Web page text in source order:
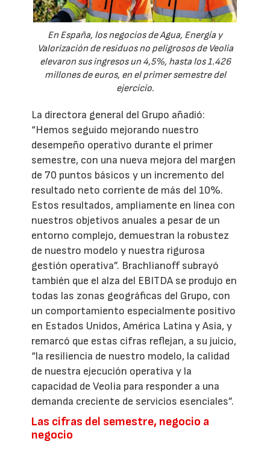
En España, los negocios de Agua, Energía y
Valorización de residuos no peligrosos de Veolia
elevaron sus ingresos un 4,5%, hasta los 1.426
millones de euros, en el primer semestre del
ejercicio.
La directora general del Grupo añadió:
“Hemos seguido mejorando nuestro
desempeño operativo durante el primer
semestre, con una nueva mejora del margen
de 70 puntos básicos y un incremento del
resultado neto corriente de más del 10%.
Estos resultados, ampliamente en línea con
nuestros objetivos anuales a pesar de un
entorno complejo, demuestran la robustez
de nuestro modelo y nuestra rigurosa
gestión operativa”. Brachlianoff subrayó
también que el alza del EBITDA se produjo en
todas las zonas geográficas del Grupo, con
un comportamiento especialmente positivo
en Estados Unidos, América Latina y Asia, y
remarcó que estas cifras reflejan, a su juicio,
“la resiliencia de nuestro modelo, la calidad
de nuestra ejecución operativa y la
capacidad de Veolia para responder a una
demanda creciente de servicios esenciales”.
Las cifras del semestre, negocio a
negocio